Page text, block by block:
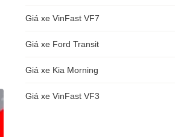
Giá xe VinFast VF7
Giá xe Ford Transit
Giá xe Kia Morning
Giá xe VinFast VF3